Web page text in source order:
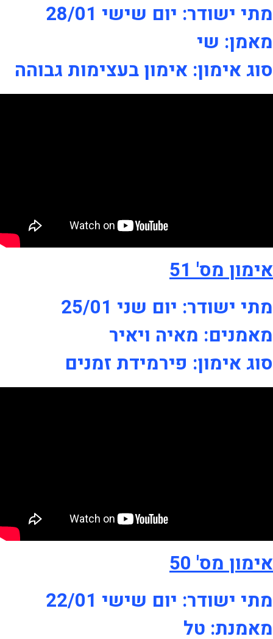
מתי ישודר: יום שישי 28/01
מאמן: שי
סוג אימון: אימון בעצימות גבוהה
אימון מס' 51
מתי ישודר: יום שני 25/01
מאמנים: מאיה ויאיר
סוג אימון: פירמידת זמנים
אימון מס' 50
מתי ישודר: יום שישי 22/01
מאמנת: טל